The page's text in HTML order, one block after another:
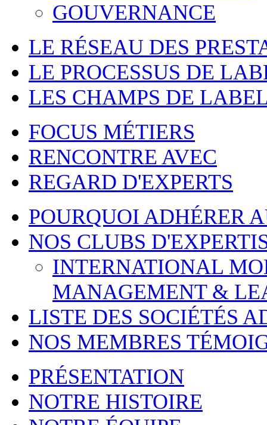
GOUVERNANCE
LE RÉSEAU DES
LE PROCESSUS DE
LES CHAMPS DE
FOCUS MÉTIERS
RENCONTRE AVEC
REGARD D'EXPERTS
POURQUOI ADHÉRER
NOS CLUBS
INTERNATIONAL
MANAGEMENT &
LISTE DES SOCIÉTÉS
NOS MEMBRES
PRÉSENTATION
NOTRE HISTOIRE